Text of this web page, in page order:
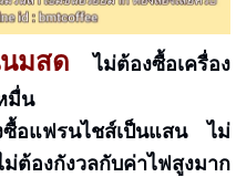
นมสดไม่ต้องซื้อเครื่อง
มื่น
ซื้อแฟรนไชส์เป็นแสน ไม่
องกังวลกับค่าไฟสูงมาก